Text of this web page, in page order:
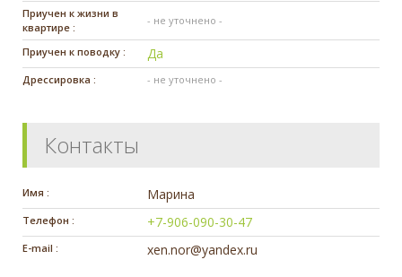
Приучен к жизни в
квартире :
- не уточнено -
Приучен к поводку : Да
Дрессировка : - не уточнено -
Контакты
Имя : Марина
Телефон : +7-906-090-30-47
E-mail : xen.nor@yandex.ru